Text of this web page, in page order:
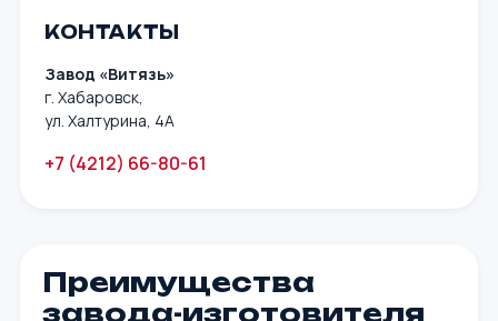
КОНТАКТЫ
Завод «Витязь»
г. Хабаровск,
ул. Халтурина, 4А
+7 (4212) 66-80-61
Преимущества
завода-изготовителя